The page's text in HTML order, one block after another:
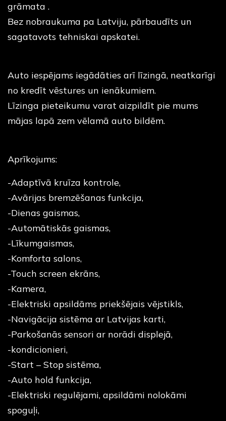
grāmata .
Bez nobraukuma pa Latviju, pārbaudīts un
sagatavots tehniskai apskatei.
Auto iespējams iegādāties arī līzingā, neatkarīgi
no kredīt vēstures un ienākumiem.
Līzinga pieteikumu varat aizpildīt pie mums
mājas lapā zem vēlamā auto bildēm.
Aprīkojums:
-Adaptīvā kruīza kontrole,
-Avārijas bremzēšanas funkcija,
-Dienas gaismas,
-Automātiskās gaismas,
-Līkumgaismas,
-Komforta salons,
-Touch screen ekrāns,
-Kamera,
-Elektriski apsildāms priekšējais vējstikls,
-Navigācija sistēma ar Latvijas karti,
-Parkošanās sensori ar norādi displejā,
-kondicionieri,
-Start – Stop sistēma,
-Auto hold funkcija,
-Elektriski regulējami, apsildāmi nolokāmi
spoguļi,